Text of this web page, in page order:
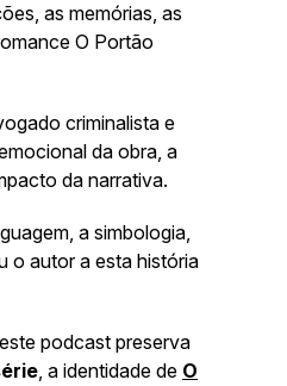
as memórias, as
O Portão
criminalista e
da obra, a
da narrativa.
a simbologia,
o autor a esta história
podcast preserva
, a identidade de O